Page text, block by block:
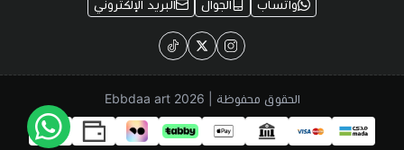
واتساب الجوال البريد الإلكتروني
الحقوق محفوظة | 2026 Ebbdaa art